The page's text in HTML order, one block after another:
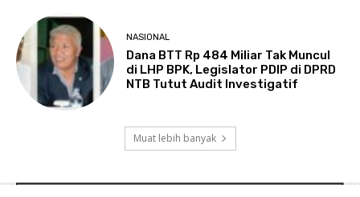
NASIONAL
Dana BTT Rp 484 Miliar Tak Muncul
di LHP BPK, Legislator PDIP di DPRD
NTB Tutut Audit Investigatif
Muat lebih banyak